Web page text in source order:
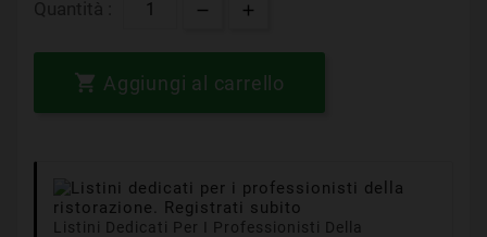
 Aggiungi al carrello
Listini Dedicati Per I Professionisti Della